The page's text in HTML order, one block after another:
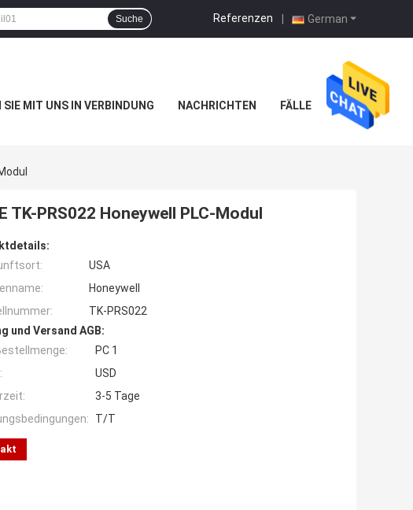
German
Referenzen |
Suche
SIE MIT UNS IN VERBINDUNG NACHRICHTEN FÄLLE
PRS022 Honeywell PLC-Modul
USA
Honeywell
TK-PRS022
und Versand AGB:
PC 1
USD
3-5 Tage
T/T